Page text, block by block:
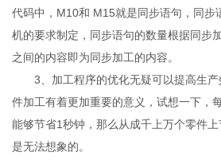
代码中，M10和 M15就是同步语句，同步
机的要求制定，同步语句的数量根据同步
之间的内容即为同步加工的内容。
3、加工程序的优化无疑可以提高生产
件加工有着更加重要的意义，试想一下，
能够节省1秒钟，那么从成千上万个零件
是无法想象的。